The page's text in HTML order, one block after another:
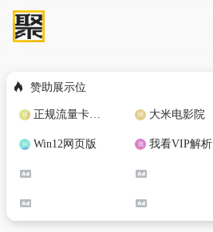
赞助展示位
正规流量卡免费加盟合作 大米电影院
Win12网页版 我看VIP解析